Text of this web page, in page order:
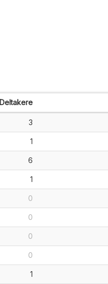
Deltakere
3
1
6
1
0
0
0
0
1